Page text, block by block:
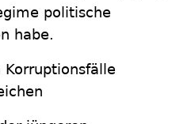
politische
habe.
Korruptionsfälle